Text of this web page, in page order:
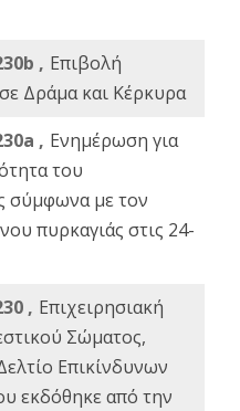
, Επιβολή
Δράμα και Κέρκυρα
, Ενημέρωση για
του
σύμφωνα με τον
πυρκαγιάς στις 24-
, Επιχειρησιακή
Σώματος,
Επικίνδυνων
εκδόθηκε από την